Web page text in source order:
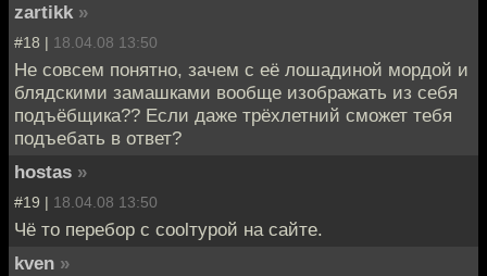
zartikk »
#18 | 18.04.08 13:50
Не совсем понятно, зачем с её лошадиной мордой и
блядскими замашками вообще изображать из себя
подъёбщика?? Если даже трёхлетний сможет тебя
подъебать в ответ?
hostas »
#19 | 18.04.08 13:50
Чё то перебор с coolтурой на сайте.
kven »